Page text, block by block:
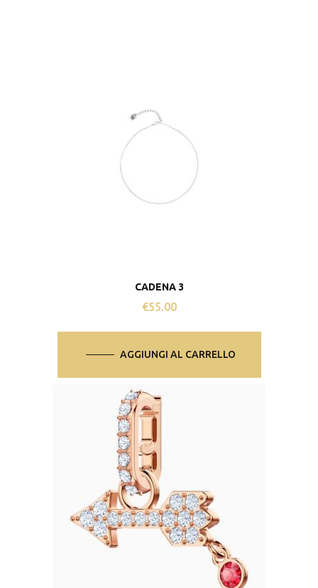
CADENA 3
€55.00
AGGIUNGI AL CARRELLO